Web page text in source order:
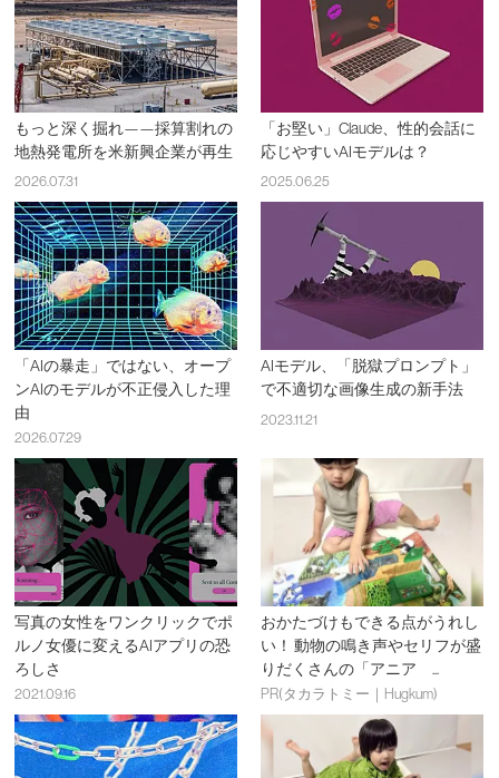
もっと深く掘れ——採算割れの
地熱発電所を米新興企業が再生
2026.07.31
「お堅い」Claude、性的会話に
応じやすいAIモデルは？
2025.06.25
「AIの暴走」ではない、オープ
ンAIのモデルが不正侵入した理
由
2026.07.29
AIモデル、「脱獄プロンプト」
で不適切な画像生成の新手法
2023.11.21
写真の女性をワンクリックでポ
ルノ女優に変えるAIアプリの恐
ろしさ
2021.09.16
おかたづけもできる点がうれし
い！ 動物の鳴き声やセリフが盛
りだくさんの「アニア ...
PR(タカラトミー｜Hugkum)